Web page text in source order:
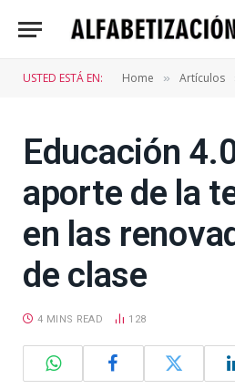
USTED ESTÁ EN: Home » Artículos
Educación
aporte de la
en las
de clase
4 MINS READ 128